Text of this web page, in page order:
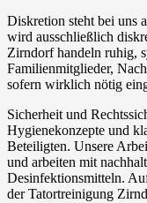
Diskretion steht bei uns
wird ausschließlich
Zirndorf handeln ruhig,
Familienmitglieder,
sofern wirklich nötig
Sicherheit und
Hygienekonzepte und
Beteiligten. Unsere
und arbeiten mit
Desinfektionsmitteln.
der Tatortreinigung